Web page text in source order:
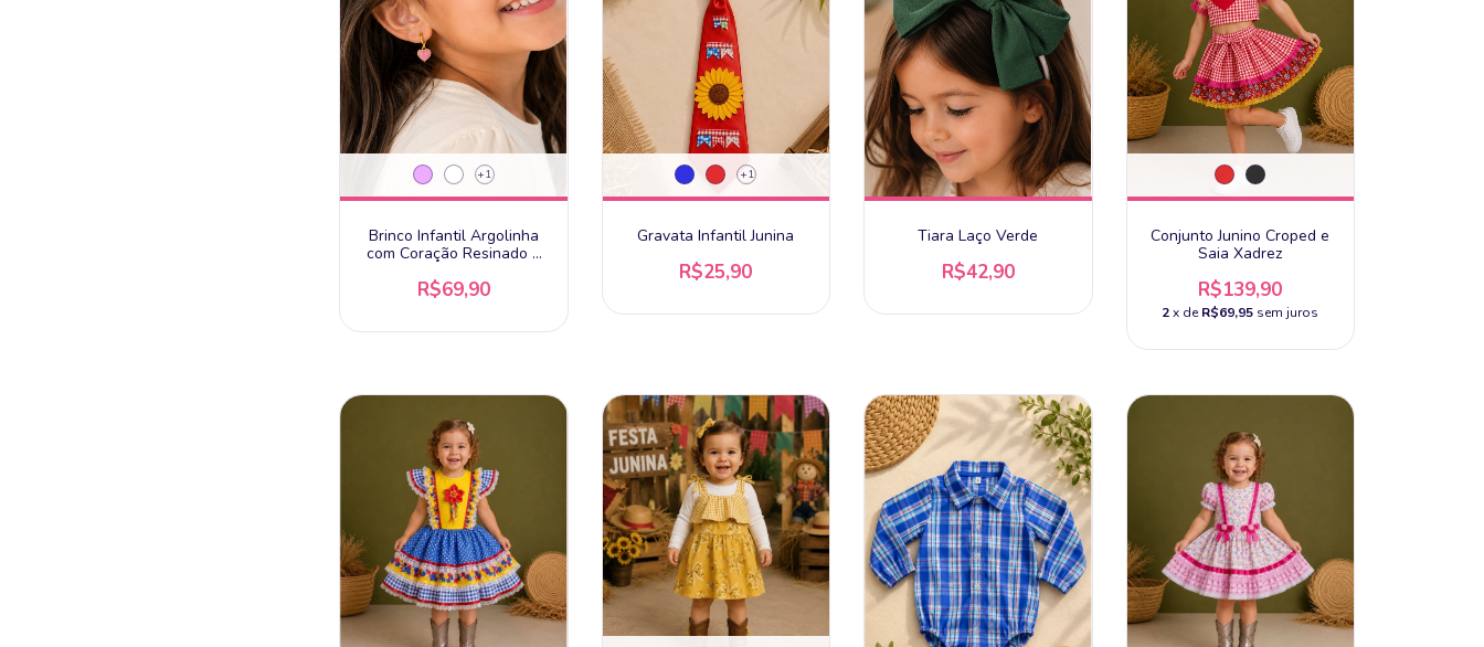
+1
Brinco Infantil Argolinha
com Coração Resinado e
R$69,90
+1
Gravata Infantil Junina
R$25,90
Tiara Laço Verde
R$42,90
Conjunto Junino Croped e
Saia Xadrez
R$139,90
2 x deR$69,95 sem juros